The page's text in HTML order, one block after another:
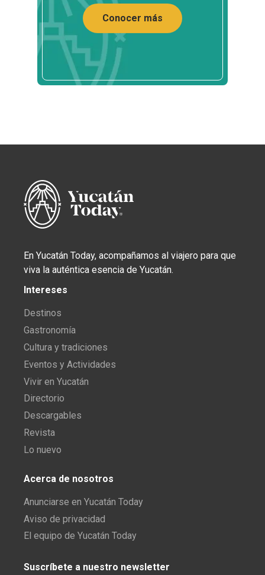
Conocer más
En Yucatán Today, acompañamos al viajero para que
viva la auténtica esencia de Yucatán.
Intereses
Destinos
Gastronomía
Cultura y tradiciones
Eventos y Actividades
Vivir en Yucatán
Directorio
Descargables
Revista
Lo nuevo
Acerca de nosotros
Anunciarse en Yucatán Today
Aviso de privacidad
El equipo de Yucatán Today
Suscríbete a nuestro newsletter